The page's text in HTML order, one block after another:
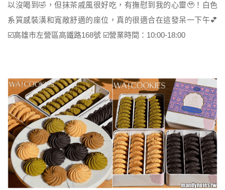
以沒喝到🤣，但抹茶戚風很好吃，有撫慰到我的心靈🥹！白色
系質感裝潢和寬敞舒適的座位，真的很適合在這發呆一下午💕
☑️高雄市左營區高鐵路168號 ☑️營業時間：10:00-18:00